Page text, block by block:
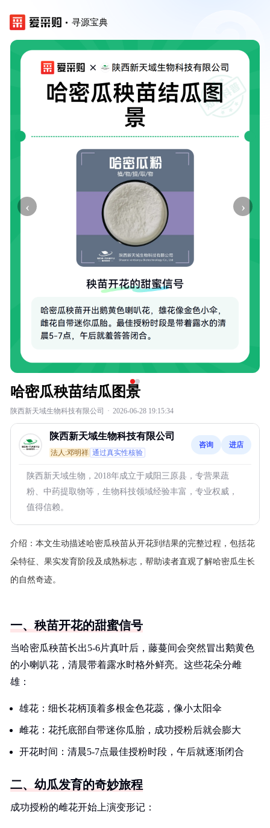
寻源宝典
‹ ›
哈密瓜秧苗结瓜图景
陕西新天域生物科技有限公司 · 2026-06-28 19:15:34
陕西新天域生物科技有限公司
法人:邓明祥 通过真实性核验
咨询 进店
陕西新天域生物，2018年成立于咸阳三原县，专营果蔬
粉、中药提取物等，生物科技领域经验丰富，专业权威，
值得信赖。
介绍： 本文生动描述哈密瓜秧苗从开花到结果的完整过程，包括花
朵特征、果实发育阶段及成熟标志，帮助读者直观了解哈密瓜生长
的自然奇迹。
一、秧苗开花的甜蜜信号
当哈密瓜秧苗长出5-6片真叶后，藤蔓间会突然冒出鹅黄色
的小喇叭花，清晨带着露水时格外鲜亮。这些花朵分雌
雄：
雄花：细长花柄顶着多根金色花蕊，像小太阳伞
雌花：花托底部自带迷你瓜胎，成功授粉后就会膨大
开花时间：清晨5-7点最佳授粉时段，午后就逐渐闭合
二、幼瓜发育的奇妙旅程
成功授粉的雌花开始上演变形记：